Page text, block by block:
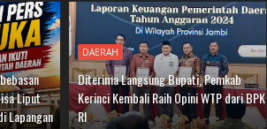
Liput
Lapangan
DAERAH
Diterima Langsung Bupati, Pemkab
Kerinci Kembali Raih Opini WTP dari BPK
RI